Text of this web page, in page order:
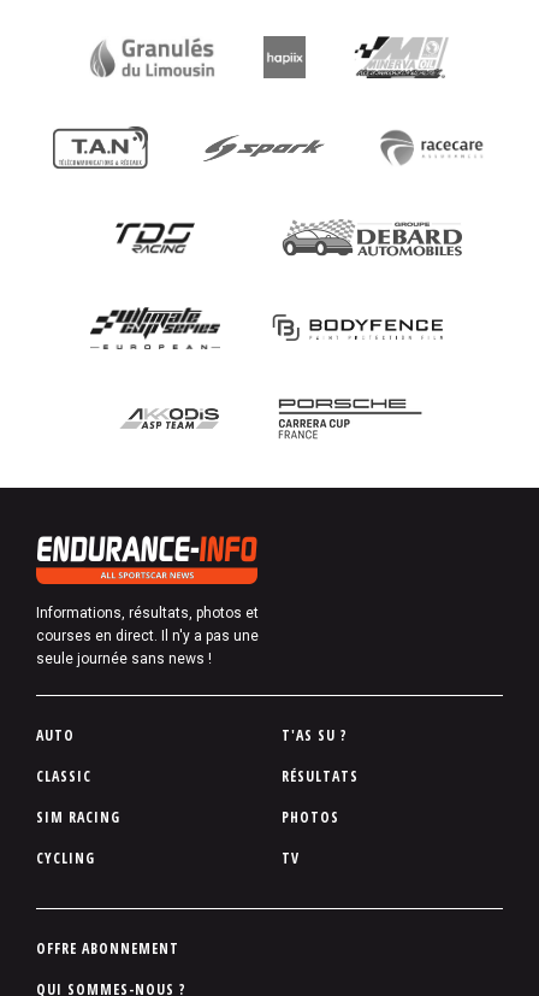
Informations, résultats, photos et
courses en direct. Il n'y a pas une
seule journée sans news !
P
d
d
p
AUTO
CLASSIC
SIM RACING
CYCLING
T'AS SU ?
RÉSULTATS
PHOTOS
TV
P
OFFRE ABONNEMENT
QUI SOMMES-NOUS ?